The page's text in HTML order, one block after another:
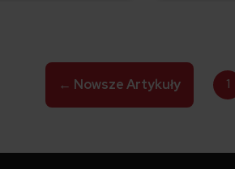
← NowszeArtykuły 1